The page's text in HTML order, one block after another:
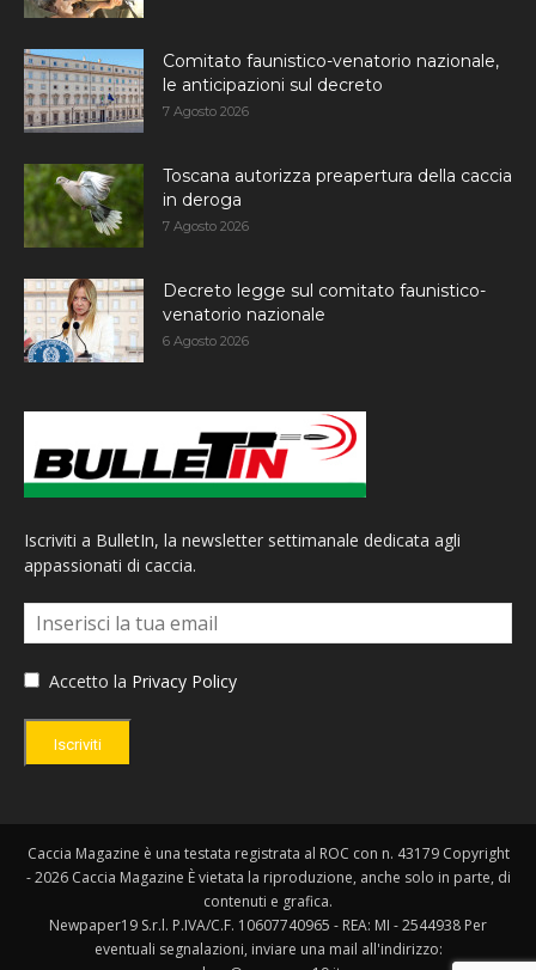
Comitato faunistico-venatorio nazionale,
le anticipazioni sul decreto
7 Agosto 2026
Toscana autorizza preapertura della caccia
in deroga
7 Agosto 2026
Decreto legge sul comitato faunistico-
venatorio nazionale
6 Agosto 2026
Iscriviti a BulletIn, la newsletter settimanale dedicata agli
appassionati di caccia.
Accetto la Privacy Policy
Iscriviti
Caccia Magazine è una testata registrata al ROC con n. 43179 Copyright
- 2026 Caccia Magazine È vietata la riproduzione, anche solo in parte, di
contenuti e grafica.
Newpaper19 S.r.l. P.IVA/C.F. 10607740965 - REA: MI - 2544938 Per
eventuali segnalazioni, inviare una mail all'indirizzo: